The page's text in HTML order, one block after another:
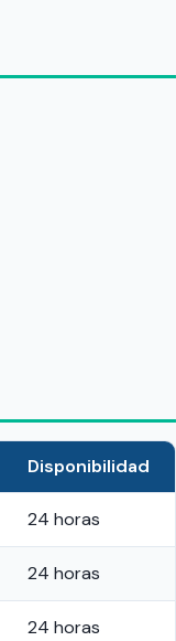
Disponibilidad
24 horas
24 horas
24 horas